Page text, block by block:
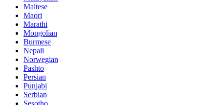
Maltese
Maori
Marathi
Mongolian
Burmese
Nepali
Norwegian
Pashto
Persian
Punjabi
Serbian
Sesotho